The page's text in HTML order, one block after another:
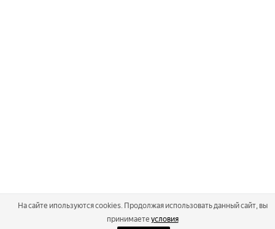
На сайте ипользуются cookies. Продолжая использовать данный сайт, вы
принимаете условия